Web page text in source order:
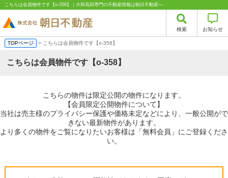
こちらは会員物件です【o-358】｜大和高田専門の不動産情報は朝日不動産へ
検索 お知らせ
TOPページ > こちらは会員物件です【o-358】
こちらは会員物件です【o-358】
こちらの物件は限定公開の物件になります。
【会員限定公開物件について】
当社は売主様のプライバシー保護や価格未定などにより、一般公開がで
きない最新物件があります。
より多くの物件をご覧になりたいお客様は「無料会員」にご登録くださ
い。